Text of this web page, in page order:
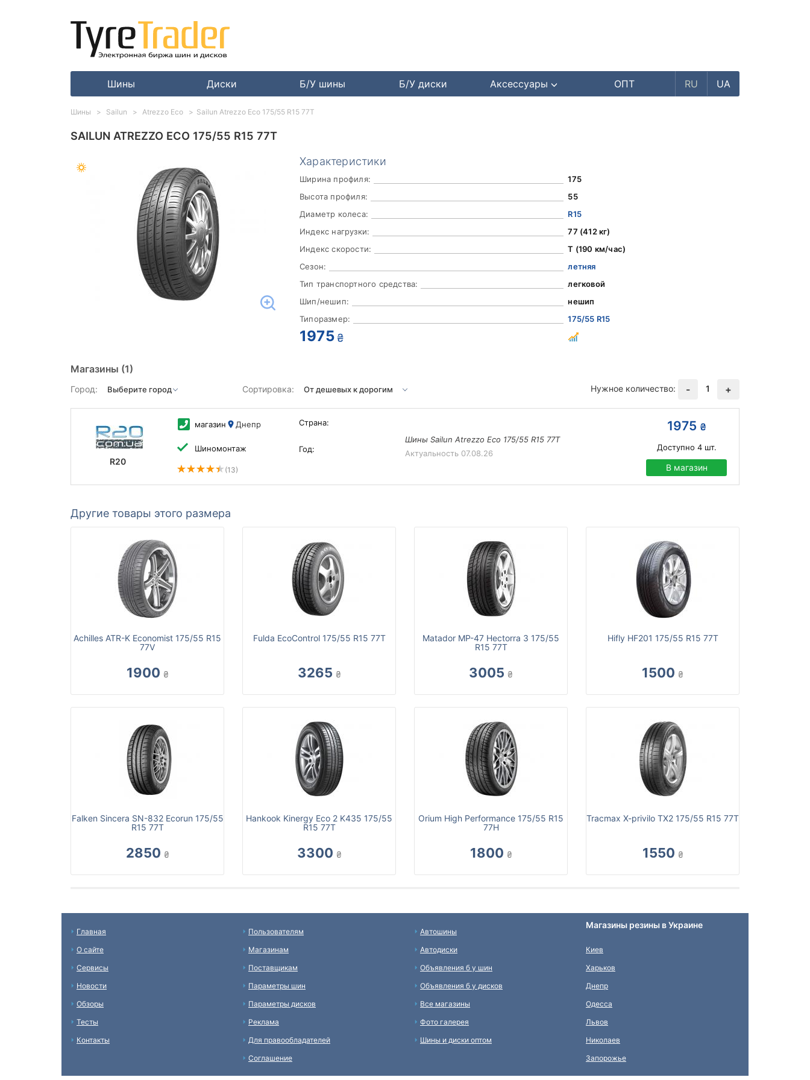
Шины Диски Б/У шины Б/У диски Аксессуары ОПТ RU UA
SAILUN ATREZZO ECO 175/55 R15 77T
Характеристики
Ширина профиля:
175
Высота профиля:
55
Диаметр колеса:
R15
Индекс нагрузки:
77 (412 кг)
Индекс скорости:
T (190 км/час)
Сезон:
летняя
Тип транспортного средства:
легковой
Шип/нешип:
нешип
Типоразмер:
175/55 R15
1975 ₴
Магазины (1)
Город: Сортировка: Нужное количество: - 1 +
R20
магазин Днепр
Шиномонтаж
(13)
Страна:
Год:
Шины Sailun Atrezzo Eco 175/55 R15 77T
Актуальность 07.08.26
1975 ₴
Доступно 4шт.
В магазин
Другие товары этого размера
Achilles ATR-K Economist 175/55 R15
77V
1900 ₴
Fulda EcoControl 175/55 R15 77T
3265 ₴
Matador MP-47 Hectorra 3 175/55
R15 77T
3005 ₴
Hifly HF201 175/55 R15 77T
1500 ₴
Falken Sincera SN-832 Ecorun 175/55
R15 77T
2850 ₴
Hankook Kinergy Eco 2 K435 175/55
R15 77T
3300 ₴
Orium High Performance 175/55 R15
77H
1800 ₴
Tracmax X-privilo TX2 175/55 R15 77T
1550 ₴
Шины Sailun Atrezzo Eco Sailun Atrezzo Eco 175/55 R15 77T
Главная
О сайте
Сервисы
Новости
Обзоры
Тесты
Контакты
Пользователям
Магазинам
Поставщикам
Параметры шин
Параметры дисков
Реклама
Для правообладателей
Соглашение
Автошины
Автодиски
Объявления б у шин
Объявления б у дисков
Все магазины
Фото галерея
Шины и диски оптом
Магазины резины в Украине
Киев
Харьков
Днепр
Одесса
Львов
Николаев
Запорожье